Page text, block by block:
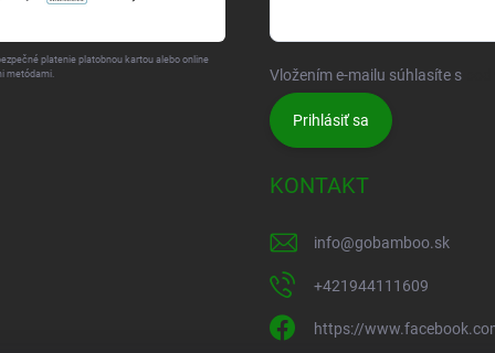
platenie platobnou kartou alebo online
metódami.
Vložením e-mailu súhlasíte s
Prihlásiť sa
KONTAKT
info@gobamboo.sk
+421944111609
https://